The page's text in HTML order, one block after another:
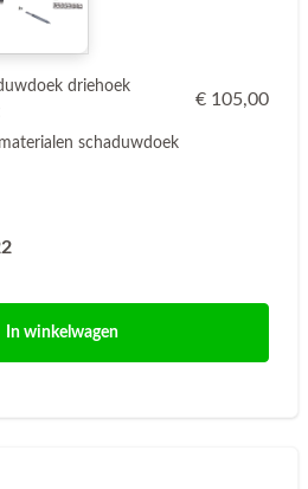
driehoek
€ 105,00
schaduwdoek
In winkelwagen